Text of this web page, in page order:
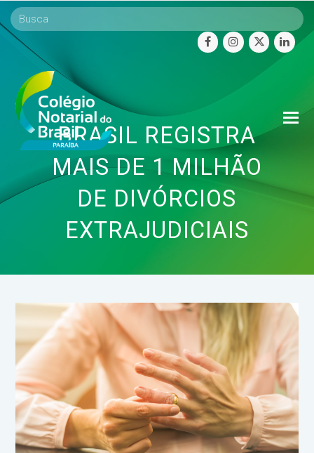
facebookinstagram
twitter
BRASIL REGISTRA
MAIS DE 1 MILHÃO
DE DIVÓRCIOS
EXTRAJUDICIAIS